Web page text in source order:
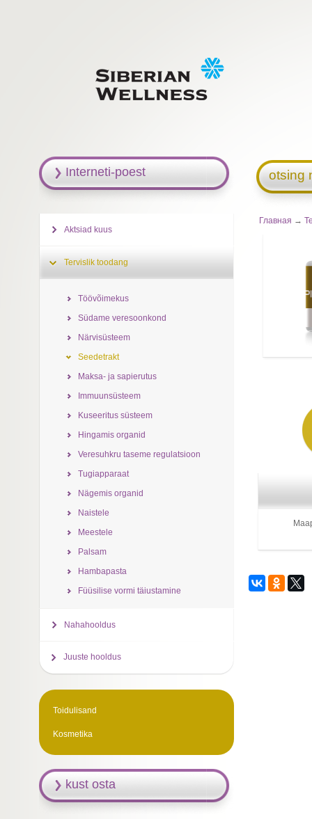
otsing
Главная →
Interneti-poest
Aktsiad kuus
Tervislik toodang
Töövõimekus
Südame veresoonkond
Närvisüsteem
Seedetrakt
Maksa- ja sapierutus
Immuunsüsteem
Kuseeritus süsteem
Hingamis organid
Veresuhkru taseme regulatsioon
Tugiapparaat
Nägemis organid
Naistele
Meestele
Palsam
Hambapasta
Füüsilise vormi täiustamine
Nahahooldus
Juuste hooldus
Toidulisand
Kosmetika
kust osta